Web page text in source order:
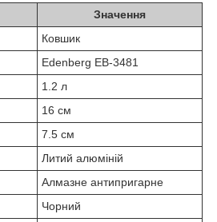
Значення
Ковшик
Edenberg EB-3481
1.2 л
16 см
7.5 см
Литий алюміній
Алмазне антипригарне
Чорний